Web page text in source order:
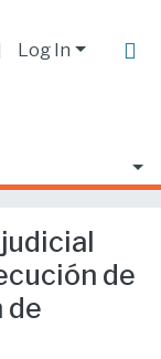
Log In
de
de